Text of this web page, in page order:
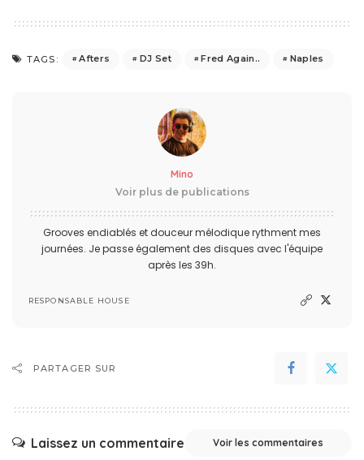
TAGS: Afters DJ Set Fred Again.. Naples
Mino
Voir plus de publications
Grooves endiablés et douceur mélodique rythment mes
journées. Je passe également des disques avec l'équipe
après les 39h.
RESPONSABLE HOUSE
PARTAGER SUR
Laissez un commentaire Voir les commentaires